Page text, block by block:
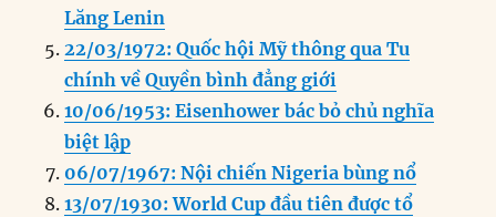
Lăng Lenin
22/03/1972: Quốc hội Mỹ thông qua Tu
chính về Quyền bình đẳng giới
10/06/1953: Eisenhower bác bỏ chủ nghĩa
biệt lập
06/07/1967: Nội chiến Nigeria bùng nổ
13/07/1930: World Cup đầu tiên được tổ